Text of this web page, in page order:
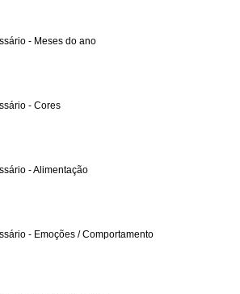
- Meses do ano
- Cores
- Alimentação
- Emoções / Comportamento